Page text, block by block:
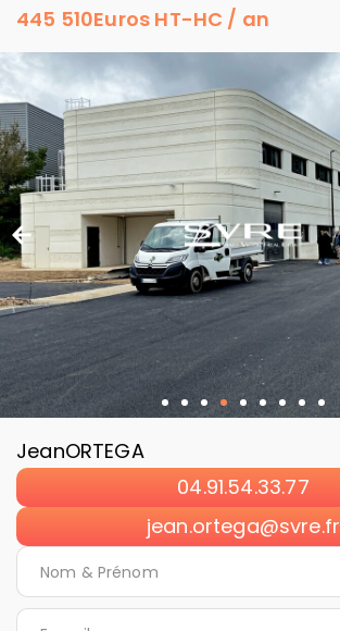
445 510Euros HT-HC / an
JeanORTEGA
04.91.54.33.77
jean.ortega@svre.fr